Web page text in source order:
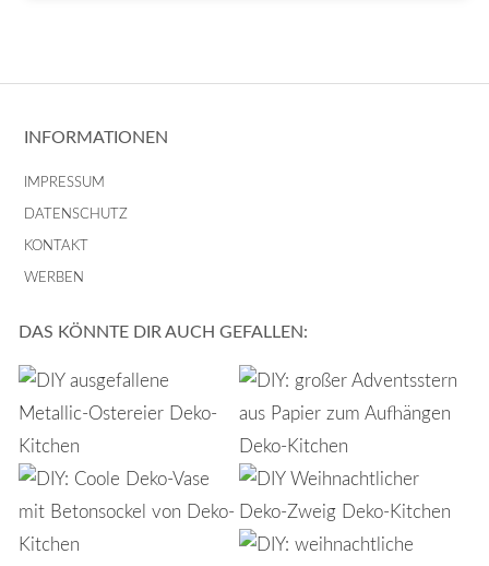
INFORMATIONEN
IMPRESSUM
DATENSCHUTZ
KONTAKT
WERBEN
DAS KÖNNTE DIR AUCH GEFALLEN: